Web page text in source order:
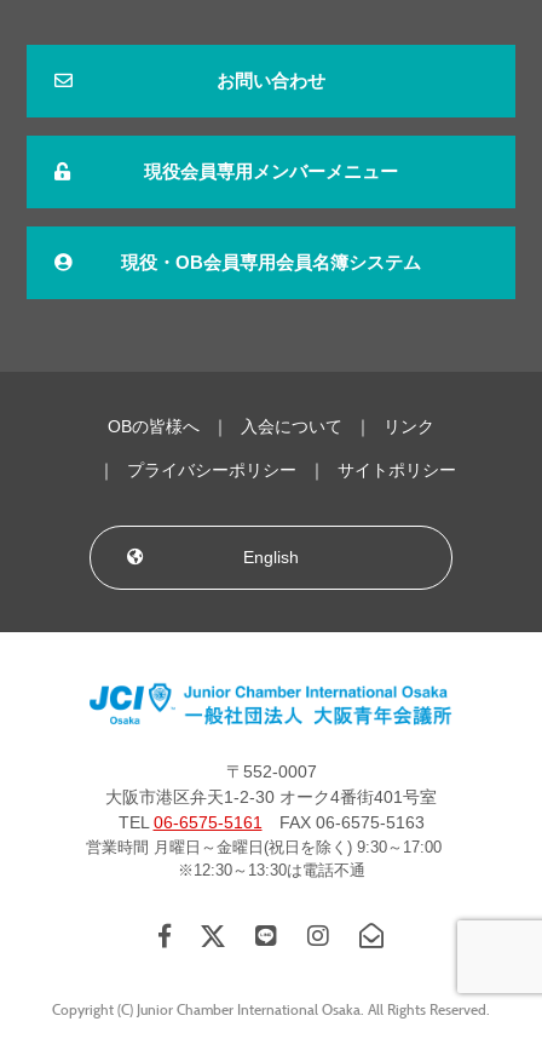
お問い合わせ
現役会員専用メンバーメニュー
現役・OB会員専用会員名簿システム
OBの皆様へ 入会について リンク
プライバシーポリシー サイトポリシー
English
〒552-0007
大阪市港区弁天1-2-30 オーク4番街401号室
TEL 06-6575-5161 FAX 06-6575-5163
営業時間 月曜日～金曜日(祝日を除く) 9:30～17:00
※12:30～13:30は電話不通
Copyright (C) Junior Chamber International Osaka. All Rights Reserved.